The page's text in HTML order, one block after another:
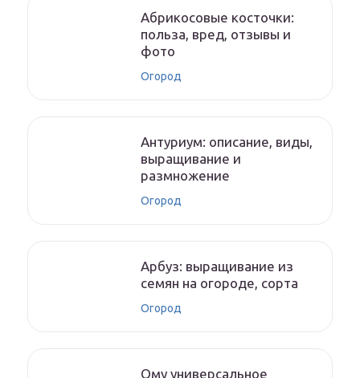
Абрикосовые косточки:
польза, вред, отзывы и
фото
Огород
Антуриум: описание, виды,
выращивание и
размножение
Огород
Арбуз: выращивание из
семян на огороде, сорта
Огород
Ому универсальное